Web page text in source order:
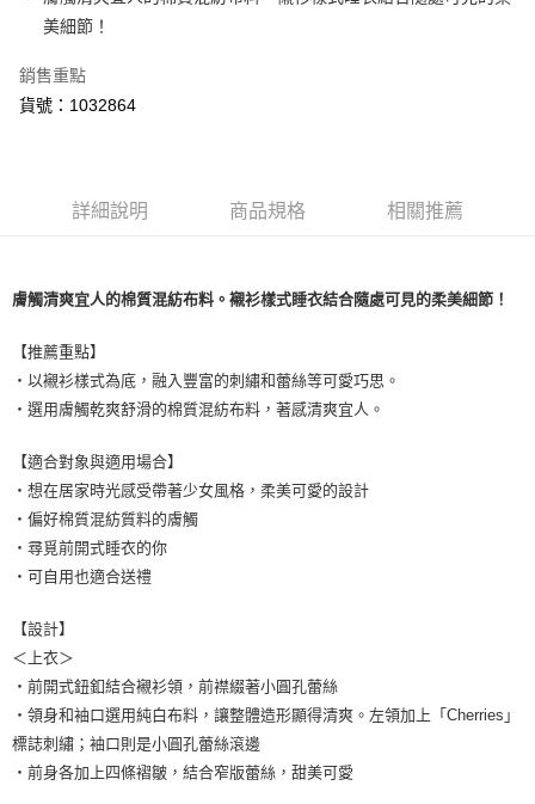
全家取貨付款
每筆NT$80，滿NT$1,500(含以上)免運費
每筆NT$9,999
7-11取貨付款
付款後7-11取貨
每筆NT$80，滿NT$1,500(含以上)免運費
黑貓宅配
每筆NT$100，滿NT$1,500(含以上)免運費
離島宅配
每筆NT$200，滿NT$1,500(含以上)免運費
美細節！
銷售重點
貨號：1032864
詳細說明 商品規格 相關推薦
膚觸清爽宜人的棉質混紡布料。襯衫樣式睡衣結合隨處可見的柔美細節！
【推薦重點】
・以襯衫樣式為底，融入豐富的刺繡和蕾絲等可愛巧思。
・選用膚觸乾爽舒滑的棉質混紡布料，著感清爽宜人。
【適合對象與適用場合】
・想在居家時光感受帶著少女風格，柔美可愛的設計
・偏好棉質混紡質料的膚觸
・尋覓前開式睡衣的你
・可自用也適合送禮
【設計】
＜上衣＞
・前開式鈕釦結合襯衫領，前襟綴著小圓孔蕾絲
・領身和袖口選用純白布料，讓整體造形顯得清爽。左領加上「Cherries」
標誌刺繡；袖口則是小圓孔蕾絲滾邊
・前身各加上四條褶皺，結合窄版蕾絲，甜美可愛